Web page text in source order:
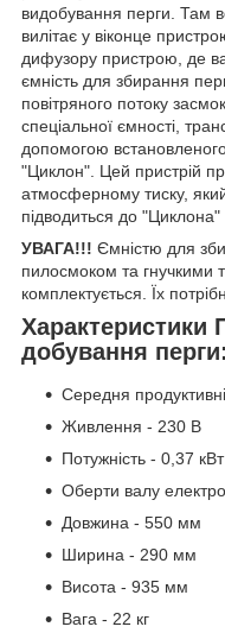
видобування перги. Там
вилітає у віконце
дифузору пристрою, де
ємність для збирання
повітряного потоку
спеціальної ємності,
допомогою
"Циклон". Цей пристрій
атмосферному тиску,
підводиться до
УВАГА!!! Ємністю для
пилосмоком та гнучкими
комплектується. Їх
Характеристики
добування перги:
Середня
Живлення - 230 В
Потужність - 0,37 кВт
Оберти валу
Довжина - 550 мм
Ширина - 290 мм
Висота - 935 мм
Вага - 22 кг